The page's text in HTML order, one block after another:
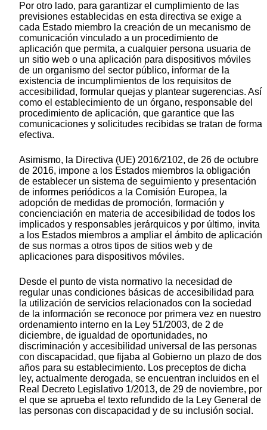
Por otro lado, para garantizar el cumplimiento de las
previsiones establecidas en esta directiva se exige a
cada Estado miembro la creación de un mecanismo de
comunicación vinculado a un procedimiento de
aplicación que permita, a cualquier persona usuaria de
un sitio web o una aplicación para dispositivos móviles
de un organismo del sector público, informar de la
existencia de incumplimientos de los requisitos de
accesibilidad, formular quejas y plantear sugerencias. Así
como el establecimiento de un órgano, responsable del
procedimiento de aplicación, que garantice que las
comunicaciones y solicitudes recibidas se tratan de forma
efectiva.
Asimismo, la Directiva (UE) 2016/2102, de 26 de octubre
de 2016, impone a los Estados miembros la obligación
de establecer un sistema de seguimiento y presentación
de informes periódicos a la Comisión Europea, la
adopción de medidas de promoción, formación y
concienciación en materia de accesibilidad de todos los
implicados y responsables jerárquicos y por último, invita
a los Estados miembros a ampliar el ámbito de aplicación
de sus normas a otros tipos de sitios web y de
aplicaciones para dispositivos móviles.
Desde el punto de vista normativo la necesidad de
regular unas condiciones básicas de accesibilidad para
la utilización de servicios relacionados con la sociedad
de la información se reconoce por primera vez en nuestro
ordenamiento interno en la Ley 51/2003, de 2 de
diciembre, de igualdad de oportunidades, no
discriminación y accesibilidad universal de las personas
con discapacidad, que fijaba al Gobierno un plazo de dos
años para su establecimiento. Los preceptos de dicha
ley, actualmente derogada, se encuentran incluidos en el
Real Decreto Legislativo 1/2013, de 29 de noviembre, por
el que se aprueba el texto refundido de la Ley General de
las personas con discapacidad y de su inclusión social.